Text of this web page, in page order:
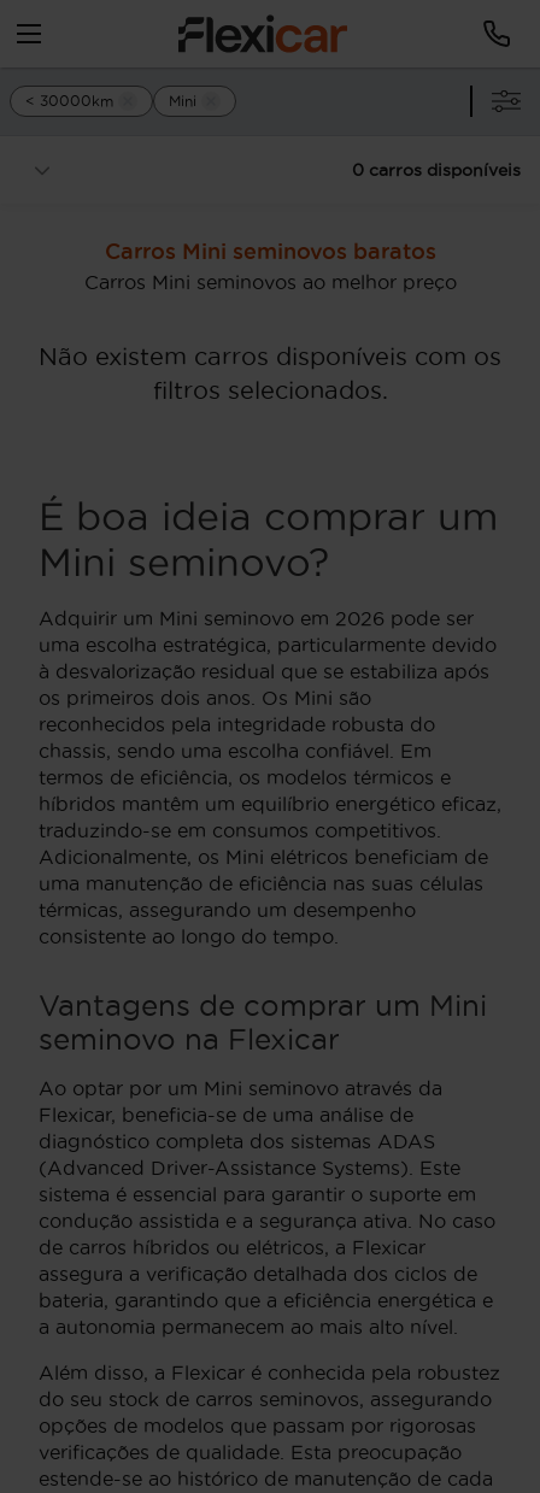
< 30000km Mini
0 carros disponíveis
Carros Mini seminovos baratos
Carros Mini seminovos ao melhor preço
Não existem carros disponíveis com os
filtros selecionados.
É boa ideia comprar um
Mini seminovo?
Adquirir um Mini seminovo em 2026 pode ser
uma escolha estratégica, particularmente devido
à desvalorização residual que se estabiliza após
os primeiros dois anos. Os Mini são
reconhecidos pela integridade robusta do
chassis, sendo uma escolha confiável. Em
termos de eficiência, os modelos térmicos e
híbridos mantêm um equilíbrio energético eficaz,
traduzindo-se em consumos competitivos.
Adicionalmente, os Mini elétricos beneficiam de
uma manutenção de eficiência nas suas células
térmicas, assegurando um desempenho
consistente ao longo do tempo.
Vantagens de comprar um Mini
seminovo na Flexicar
Ao optar por um Mini seminovo através da
Flexicar, beneficia-se de uma análise de
diagnóstico completa dos sistemas ADAS
(Advanced Driver-Assistance Systems). Este
sistema é essencial para garantir o suporte em
condução assistida e a segurança ativa. No caso
de carros híbridos ou elétricos, a Flexicar
assegura a verificação detalhada dos ciclos de
bateria, garantindo que a eficiência energética e
a autonomia permanecem ao mais alto nível.
Além disso, a Flexicar é conhecida pela robustez
do seu stock de carros seminovos, assegurando
opções de modelos que passam por rigorosas
verificações de qualidade. Esta preocupação
estende-se ao histórico de manutenção de cada